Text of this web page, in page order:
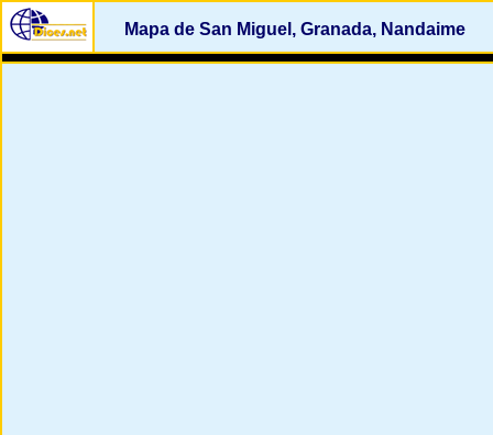
Mapa de San Miguel, Granada, Nandaime